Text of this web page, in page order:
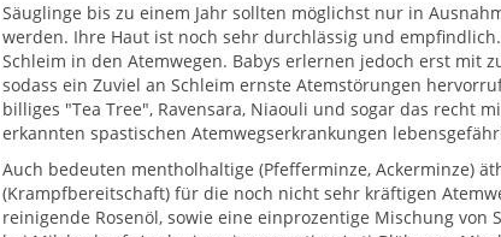
Säuglinge bis zu einem Jahr sollten möglichst nur in
werden. Ihre Haut ist noch sehr durchlässig und
Schleim in den Atemwegen. Babys erlernen jedoch erst mit
sodass ein Zuviel an Schleim ernste Atemstörungen
billiges "Tea Tree", Ravensara, Niaouli und sogar das recht
erkannten spastischen Atemwegserkrankungen
Auch bedeuten mentholhaltige (Pfefferminze, Ackerminze)
(Krampfbereitschaft) für die noch nicht sehr kräftigen
reinigende Rosenöl, sowie eine einprozentige Mischung von